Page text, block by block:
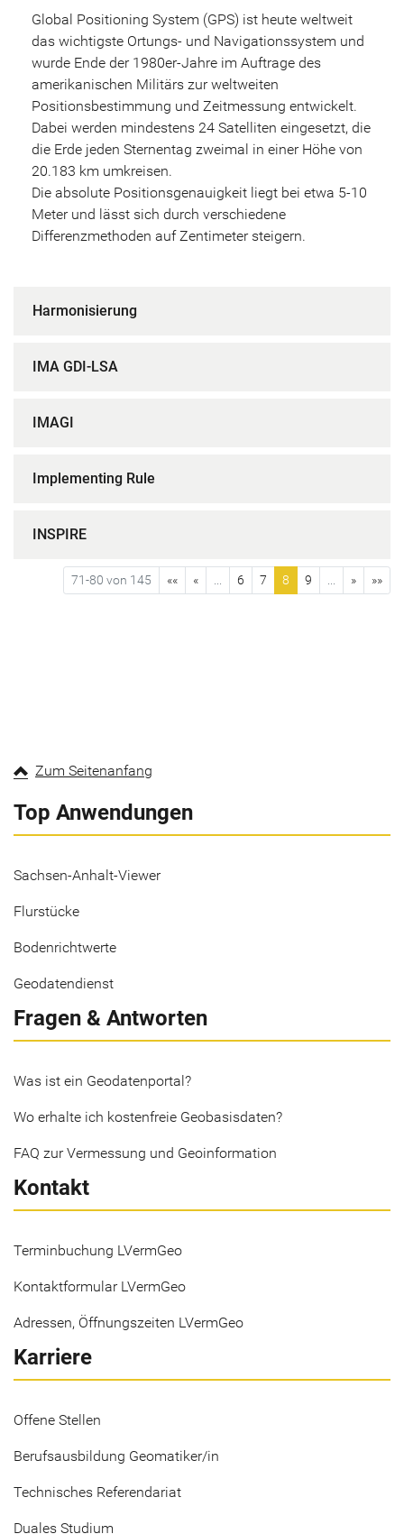
Global Positioning System (GPS) ist heute weltweit
das wichtigste Ortungs- und Navigationssystem und
wurde Ende der 1980er-Jahre im Auftrage des
amerikanischen Militärs zur weltweiten
Positionsbestimmung und Zeitmessung entwickelt.
Dabei werden mindestens 24 Satelliten eingesetzt, die
die Erde jeden Sternentag zweimal in einer Höhe von
20.183 km umkreisen.
Die absolute Positionsgenauigkeit liegt bei etwa 5-10
Meter und lässt sich durch verschiedene
Differenzmethoden auf Zentimeter steigern.
Harmonisierung
IMA GDI-LSA
IMAGI
Implementing Rule
INSPIRE
71-80 von 145 «« « 6 7 8 9 » »»
Zum Seitenanfang
Top Anwendungen
Sachsen-Anhalt-Viewer
Flurstücke
Bodenrichtwerte
Geodatendienst
Fragen & Antworten
Was ist ein Geodatenportal?
Wo erhalte ich kostenfreie Geobasisdaten?
FAQ zur Vermessung und Geoinformation
Kontakt
Terminbuchung LVermGeo
Kontaktformular LVermGeo
Adressen, Öffnungszeiten LVermGeo
Karriere
Offene Stellen
Berufsausbildung Geomatiker/in
Technisches Referendariat
Duales Studium